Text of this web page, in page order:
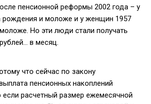
пенсионной реформы 2002 года – у
рождения и моложе и у женщин 1957
Но эти люди стали получать
в месяц.
что сейчас по закону
пенсионных накоплений
расчетный размер ежемесячной